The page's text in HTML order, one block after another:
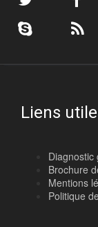
Liens
Diagnostic
Brochure
Mentions
Politique